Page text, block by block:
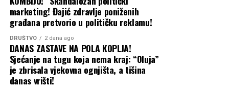
marketing! Đajić zdravlje poniženih
građana pretvorio u političku reklamu!
DRUŠTVO 2 dana ago
DANAS ZASTAVE NA POLA KOPLJA!
Sjećanje na tugu koja nema kraj: “Oluja”
je zbrisala vjekovna ognjišta, a tišina
danas vrišti!